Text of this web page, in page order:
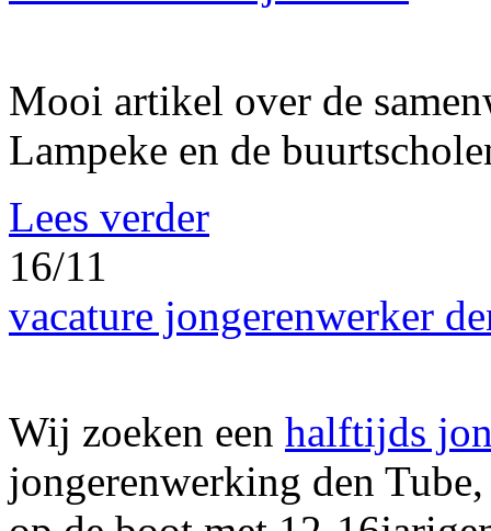
Mooi artikel over de
Lampeke en de
Lees verder
16/11
vacature jongerenwerker
Wij zoeken een halftijds
jongerenwerking den